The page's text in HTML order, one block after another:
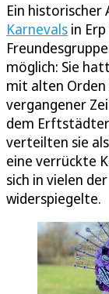
Ein historischer
Karnevals in
möglich: Sie
mit alten Orden
vergangener
dem
verteilten sie
eine verrückte
sich in vielen
widerspiegelte.